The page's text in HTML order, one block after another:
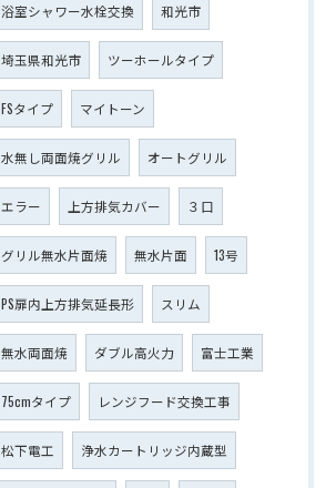
浴室シャワー水栓交換 和光市
埼玉県和光市 ツーホールタイプ
FSタイプ マイトーン
水無し両面焼グリル オートグリル
エラー 上方排気カバー ３口
グリル無水片面焼 無水片面 13号
PS扉内上方排気延長形 スリム
無水両面焼 ダブル高火力 富士工業
75cmタイプ レンジフード交換工事
松下電工 浄水カートリッジ内蔵型